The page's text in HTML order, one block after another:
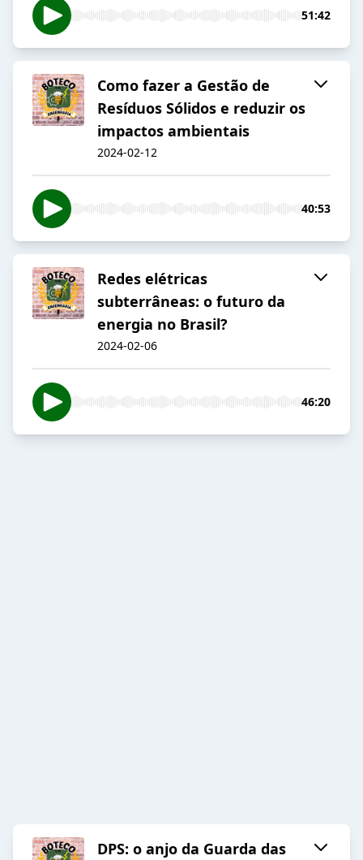
51:42
Como fazer a Gestão de
Resíduos Sólidos e reduzir os
impactos ambientais
2024-02-12
40:53
Redes elétricas
subterrâneas: o futuro da
energia no Brasil?
2024-02-06
46:20
DPS: o anjo da Guarda das